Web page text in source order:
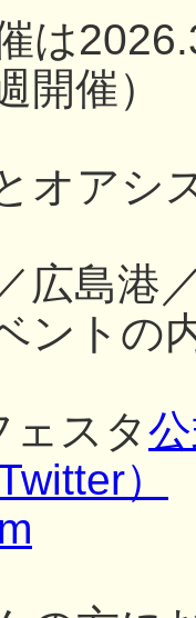
は
開催）
オアシ
広島港
ントの
スタ
）